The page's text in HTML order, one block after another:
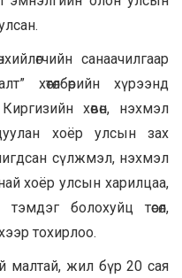
санаачилгаар
хөтөлбөрийн хүрээнд
хөвөн, нэхмэл
хоёр улсын зах
сүлжмэл, нэхмэл
хоёр улсын харилцаа,
болохуйц төсөл,
тохирлоо.
малтай, жил бүр 20 сая